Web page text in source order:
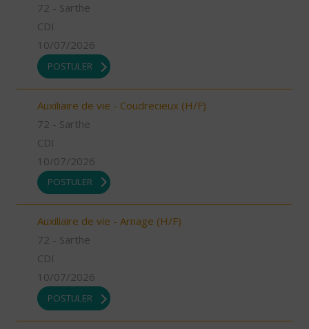
72 - Sarthe
CDI
10/07/2026
POSTULER
Auxiliaire de vie - Coudrecieux (H/F)
72 - Sarthe
CDI
10/07/2026
POSTULER
Auxiliaire de vie - Arnage (H/F)
72 - Sarthe
CDI
10/07/2026
POSTULER